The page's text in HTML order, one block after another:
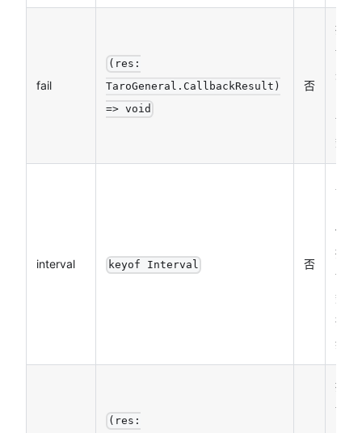
fail
(res:
TaroGeneral.CallbackResult)
=> void
否
接口
调用
失败
调函
数
interval keyof Interval 否
仪数
据回
调函
数的
执行
频率
(res:
接口
调用